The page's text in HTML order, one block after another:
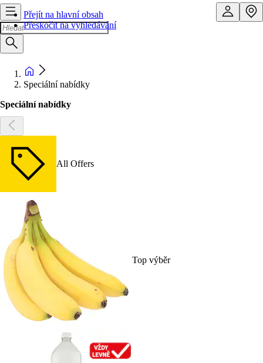
Přejít na hlavní obsah
Přeskočit na vyhledávání
Speciální nabídky
Speciální nabídky
All Offers
Top výběr